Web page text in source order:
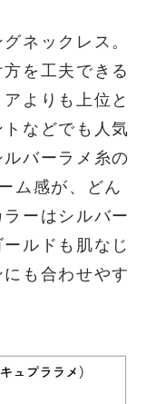
ネックレス。
を工夫できる
よりも上位と
などでも人気
バーラメ糸の
ム感が、どん
ーはシルバー
ルドも肌なじ
も合わせやす